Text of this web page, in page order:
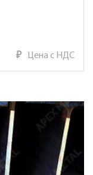
₽ Цена с НДС